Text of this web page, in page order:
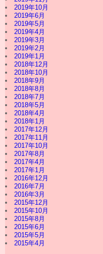
2019年10月
2019年6月
2019年5月
2019年4月
2019年3月
2019年2月
2019年1月
2018年12月
2018年10月
2018年9月
2018年8月
2018年7月
2018年5月
2018年4月
2018年1月
2017年12月
2017年11月
2017年10月
2017年8月
2017年4月
2017年1月
2016年12月
2016年7月
2016年3月
2015年12月
2015年10月
2015年8月
2015年6月
2015年5月
2015年4月